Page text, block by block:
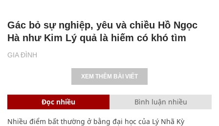
GIA ĐÌNH
Gác bỏ sự nghiệp, yêu và chiều Hồ Ngọc
Hà như Kim Lý quả là hiếm có khó tìm
XEM THÊM BÀI VIẾT
Đọc nhiều Bình luận nhiều
Nhiều điểm bất thường ở bằng đại học của Lý Nhã Kỳ